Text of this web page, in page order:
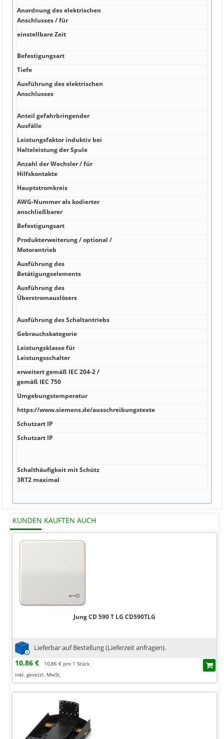
Anordnung des elektrischen
Anschlusses / für
einstellbare Zeit
Befestigungsart
Tiefe
Ausführung des elektrischen
Anschlusses
Anteil gefahrbringender
Ausfälle
Leistungsfaktor induktiv bei
Halteleistung der Spule
Anzahl der Wechsler / für
Hilfskontakte
Hauptstromkreis
AWG-Nummer als kodierter
anschließbarer
Befestigungsart
Produkterweiterung / optional /
Motorantrieb
Ausführung des
Betätigungselements
Ausführung des
Überstromauslösers
Ausführung des Schaltantriebs
Gebrauchskategorie
Leistungsklasse für
Leistungsschalter
erweitert gemäß IEC 204-2 /
gemäß IEC 750
Umgebungstemperatur
https://www.siemens.de/ausschreibungstexte
Schutzart IP
Schutzart IP
Schalthäufigkeit mit Schütz
3RT2 maximal
KUNDEN KAUFTEN AUCH
Jung CD 590 T LG CD590TLG
Lieferbar auf Bestellung (Lieferzeit anfragen).
10,86 €
10,86 € pro 1 Stück
inkl. gesetzl. MwSt.